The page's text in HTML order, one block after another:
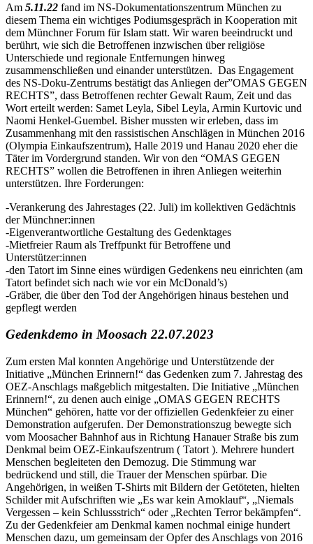
Am 5.11.22 fand im NS-Dokumentationszentrum München zu
diesem Thema ein wichtiges Podiumsgespräch in Kooperation mit
dem Münchner Forum für Islam statt. Wir waren beeindruckt und
berührt, wie sich die Betroffenen inzwischen über religiöse
Unterschiede und regionale Entfernungen hinweg
zusammenschließen und einander unterstützen. Das Engagement
des NS-Doku-Zentrums bestätigt das Anliegen der”OMAS GEGEN
RECHTS”, dass Betroffenen rechter Gewalt Raum, Zeit und das
Wort erteilt werden: Samet Leyla, Sibel Leyla, Armin Kurtovic und
Naomi Henkel-Guembel. Bisher mussten wir erleben, dass im
Zusammenhang mit den rassistischen Anschlägen in München 2016
(Olympia Einkaufszentrum), Halle 2019 und Hanau 2020 eher die
Täter im Vordergrund standen. Wir von den “OMAS GEGEN
RECHTS” wollen die Betroffenen in ihren Anliegen weiterhin
unterstützen. Ihre Forderungen:
-Verankerung des Jahrestages (22. Juli) im kollektiven Gedächtnis
der Münchner:innen
-Eigenverantwortliche Gestaltung des Gedenktages
-Mietfreier Raum als Treffpunkt für Betroffene und
Unterstützer:innen
-den Tatort im Sinne eines würdigen Gedenkens neu einrichten (am
Tatort befindet sich nach wie vor ein McDonald’s)
-Gräber, die über den Tod der Angehörigen hinaus bestehen und
gepflegt werden
Gedenkdemo in Moosach 22.07.2023
Zum ersten Mal konnten Angehörige und Unterstützende der
Initiative „München Erinnern!“ das Gedenken zum 7. Jahrestag des
OEZ-Anschlags maßgeblich mitgestalten. Die Initiative „München
Erinnern!“, zu denen auch einige „OMAS GEGEN RECHTS
München“ gehören, hatte vor der offiziellen Gedenkfeier zu einer
Demonstration aufgerufen. Der Demonstrationszug bewegte sich
vom Moosacher Bahnhof aus in Richtung Hanauer Straße bis zum
Denkmal beim OEZ-Einkaufszentrum ( Tatort ). Mehrere hundert
Menschen begleiteten den Demozug. Die Stimmung war
bedrückend und still, die Trauer der Menschen spürbar. Die
Angehörigen, in weißen T-Shirts mit Bildern der Getöteten, hielten
Schilder mit Aufschriften wie „Es war kein Amoklauf“, „Niemals
Vergessen – kein Schlussstrich“ oder „Rechten Terror bekämpfen“.
Zu der Gedenkfeier am Denkmal kamen nochmal einige hundert
Menschen dazu, um gemeinsam der Opfer des Anschlags von 2016